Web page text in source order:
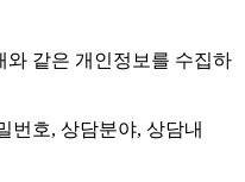
와 같은 개인정보를 수집하
번호, 상담분야, 상담내